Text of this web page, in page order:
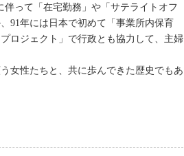
って「在宅勤務」や「サテライトオフ
91年には日本で初めて「事業所内保育
ロジェクト」で行政とも協力して、主婦
女性たちと、共に歩んできた歴史でもあ